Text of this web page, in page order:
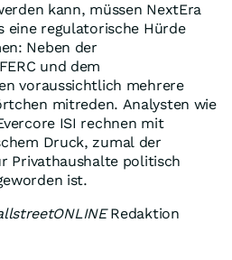
kann, müssen NextEra
eine regulatorische Hürde
Neben der
und dem
voraussichtlich mehrere
mitreden. Analysten wie
ISI rechnen mit
Druck, zumal der
Privathaushalte politisch
ist.
Redaktion